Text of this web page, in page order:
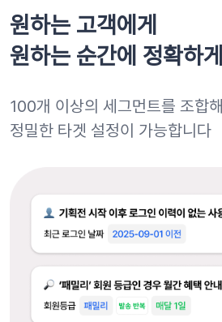
원하는 고객에게
원하는 순간에 정확하게
100개 이상의 세그먼트를 조합해
정밀한 타겟 설정이 가능합니다